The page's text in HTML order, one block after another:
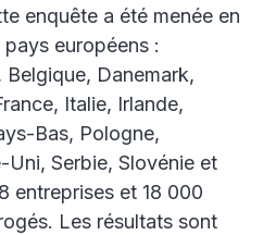
enquête a été menée en
européens :
Danemark,
Italie, Irlande,
Bas, Pologne,
Uni, Serbie, Slovénie et
entreprises et 18 000
Les résultats sont